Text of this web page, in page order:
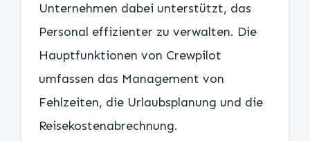
Unternehmen dabei unterstützt, das
Personal effizienter zu verwalten. Die
Hauptfunktionen von Crewpilot
umfassen das Management von
Fehlzeiten, die Urlaubsplanung und die
Reisekostenabrechnung.